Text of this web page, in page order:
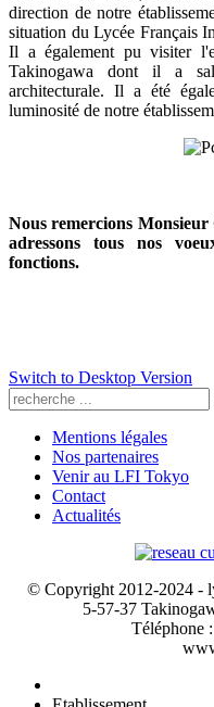
direction de notre
situation du Lycée Français
Il a également pu visiter
Takinogawa dont il a
architecturale. Il a été
luminosité de notre
Nous remercions
adressons tous nos
fonctions.
Switch to Desktop Version
Mentions légales
Nos partenaires
Venir au LFI Tokyo
Contact
Actualités
© Copyright 2012-2024 -
5-57-37
Téléphone